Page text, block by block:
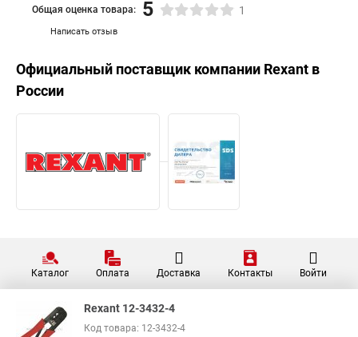
Написать отзыв
Общая оценка товара: 5 1
Официальный поставщик компании Rexant в
России
Каталог Оплата Доставка Контакты Войти
Rexant 12-3432-4
Код товара: 12-3432-4